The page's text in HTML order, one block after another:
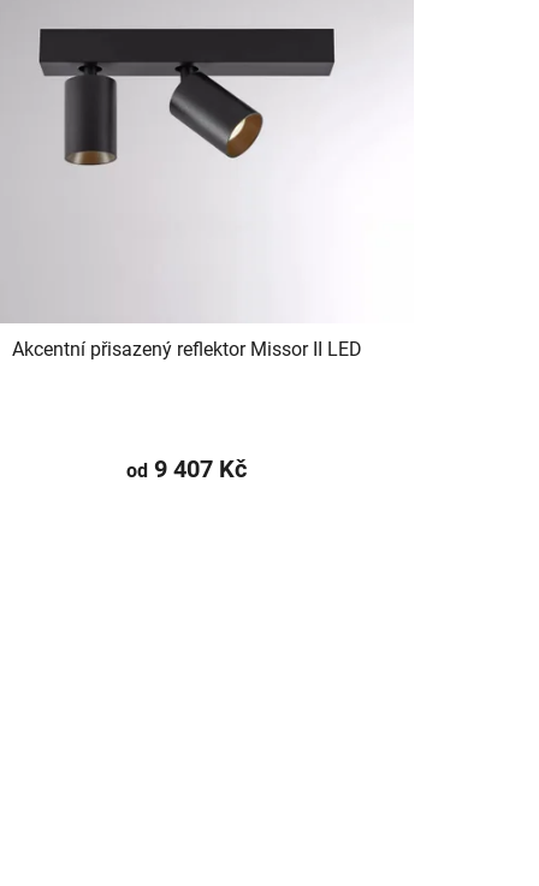
o
d
Akcentní přisazený reflektor Missor II LED
od 9 407 Kč